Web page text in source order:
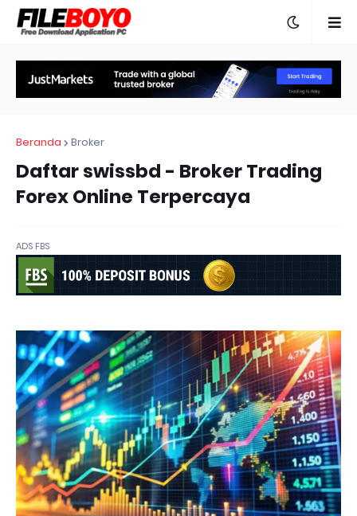
Beranda Broker
Daftar swissbd - Broker Trading
Forex Online Terpercaya
ADS FBS